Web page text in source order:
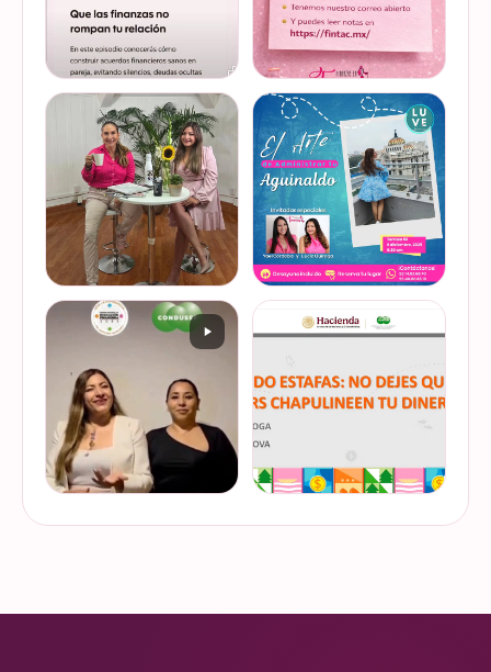
@lucyquiroga tuvo la
oportunidad de conversar
con la gran Ilana Sod, en el
#podcast Consejo Capital
de @scotiabankmx Gracias
por la invitac…
VER EN
INSTAGRAM
Prometemos que no
desaparecimos… solo
estamos reorganizando
todo (y esperando a que el
diseñador vuelva del retiro
😅). No estamos publicand…
VER EN
INSTAGRAM
De cuando te toca ser la
entrevistada. Un placer
platicar con Esther Luiselli
de tus finanzas en la serie
de "Mu…
VER EN
INSTAGRAM
mejor forma de gestionar
ese dinero extra de fin de
ahorro o aguinaldo, es un
dinero…
VER EN
INSTAGRAM
de la Semana Nacional de
que los hackers